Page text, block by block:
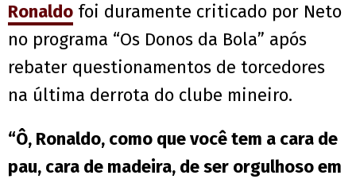
Ronaldo foi duramente criticado por Neto
no programa “Os Donos da Bola” após
rebater questionamentos de torcedores
na última derrota do clube mineiro.
“Ô, Ronaldo, como que você tem a cara de
pau, cara de madeira, de ser orgulhoso em